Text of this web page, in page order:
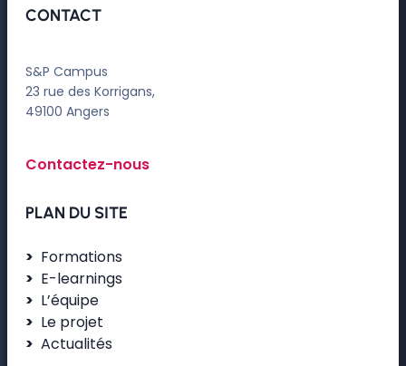
CONTACT
S&P Campus
23 rue des Korrigans,
49100 Angers
Contactez-nous
PLAN DU SITE
Formations
E-learnings
L’équipe
Le projet
Actualités